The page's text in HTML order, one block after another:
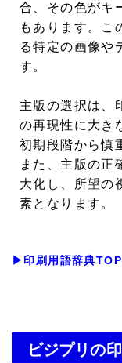
合、その色がキ
もあります。こ
る特定の画像や
す。
主版の選択は、
の再現性に大き
初期段階から慎
また、主版の正
大化し、所望の
素となります。
▶印刷用語辞典
ビジプリの